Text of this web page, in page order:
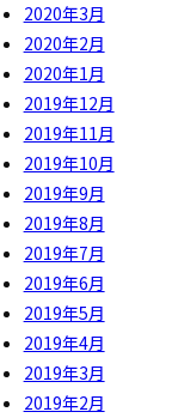
2020年3月
2020年2月
2020年1月
2019年12月
2019年11月
2019年10月
2019年9月
2019年8月
2019年7月
2019年6月
2019年5月
2019年4月
2019年3月
2019年2月